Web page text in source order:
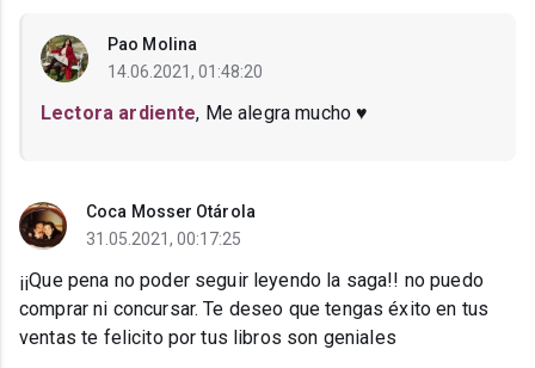
Pao Molina
14.06.2021, 01:48:20
Lectora ardiente, Me alegra mucho ♥
Coca Mosser Otárola
31.05.2021, 00:17:25
¡¡Que pena no poder seguir leyendo la saga!! no puedo
comprar ni concursar. Te deseo que tengas éxito en tus
ventas te felicito por tus libros son geniales